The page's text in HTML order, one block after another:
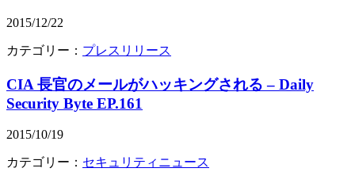
2015/12/22
カテゴリー： プレスリリース
CIA 長官のメールがハッキングされる – Daily
Security Byte EP.161
2015/10/19
カテゴリー： セキュリティニュース